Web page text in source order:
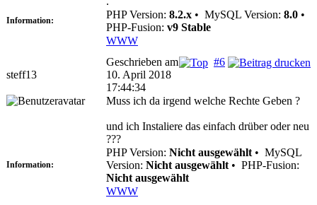
Information: PHP Version: 8.2.x • MySQL Version: 8.0 •
PHP-Fusion: v9 Stable
WWW
steff13
#6
Geschrieben am
10. April 2018
17:44:34
Muss ich da irgend welche Rechte Geben ?
und ich Instaliere das einfach drüber oder neu
???
Information:
PHP Version: Nicht ausgewählt • MySQL
Version: Nicht ausgewählt • PHP-Fusion:
Nicht ausgewählt
WWW